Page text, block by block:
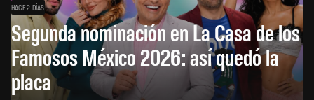
HACE 2 DÍAS
Segunda nominación en La Casa de los
Famosos México 2026: así quedó la
placa